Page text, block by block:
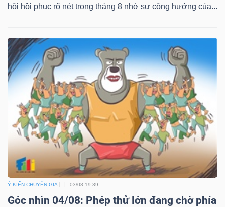
hội hồi phục rõ nét trong tháng 8 nhờ sự cộng hưởng của...
Ý KIẾN CHUYÊN GIA 03/08 19:39
Góc nhìn 04/08: Phép thử lớn đang chờ phía
liệu
tài
chính